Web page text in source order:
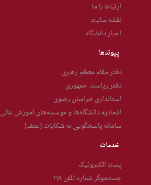
ارتباط با ما
نقشه سایت
اخبار دانشگاه
پیوندها
دفتر مقام معظم رهبری
دفتر ریاست جمهوری
استانداری خراسان رضوی
اتحادیه دانشگاه‌ها و موسسه‌های آموزش عالی
سامانه پاسخگویی به شکایات (عتف)
خدمات
پست الکترونیک
جستجوگر شماره تلفن ۱۱۸